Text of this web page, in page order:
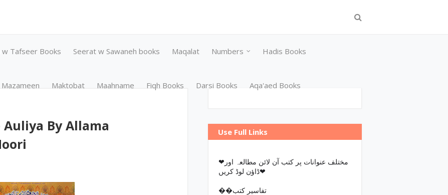
w Tafseer Books Seerat w Sawaneh books Maqalat Numbers Hadis Books
Mazameen Maktobat Maahname Fiqh Books Darsi Books Aqa'aed Books
By Allama
Use Full Links
❤مختلف عنوانات پر کتب آن لائن مطالعہ اور
ڈاؤن لوڈ کریں❤
��تفاسیر کتب